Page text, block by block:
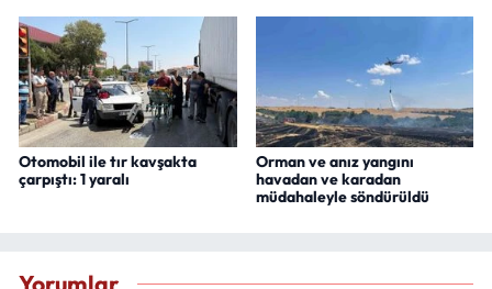
Otomobil ile tır kavşakta
çarpıştı: 1 yaralı
Orman ve anız yangını
havadan ve karadan
müdahaleyle söndürüldü